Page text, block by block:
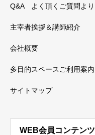
Q&A よく頂くご質問より
主宰者挨拶＆講師紹介
会社概要
多目的スペースご利用案内
サイトマップ
WEB会員コンテンツ